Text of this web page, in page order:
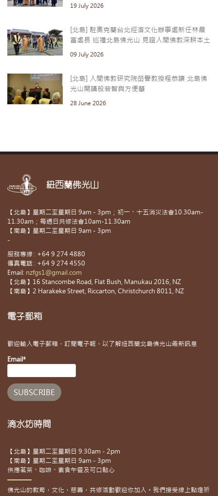
19 July 2026
[北島] 駐奧克蘭台北經濟文化辦事處新任林晨
富處長 巡禮北島佛光山 見證人間佛教深耕本土
09 July 2026
[北島] 人間佛教研究院榮譽教授程恭讓 北島佛
光山開講般若智與方便慧
28 June 2026
紐西蘭佛光山
【北島】星期二至星期日 9am - 3pm；初一、十五消災法會10.30am-
11.30am；每週日共修法會10am-11.30am
【南島】星期二至星期日 9am - 3pm
-
服務專線 : +64 9 274 4880
傳真電話 : +64 9 274 4550
Email: nzfgs1@gmail.com
【北島】16 Stancombe Road, Flat Bush, Manukau 2016, NZ
【南島】2 Harakeke Street, Riccarton, Christchurch 8011, NZ
電子郵箱
歡迎輸入電子郵箱，訂閱電子報，以了解紐西蘭北島佛光山最新訊息
Email*
滴水坊時間
【北島】星期二至星期日 9:30am - 2pm
【南島】星期二至星期日 9am - 3pm
供應茗茶、咖啡、素食午餐及可口點心
佛光山的教育，文化，慈善，共修活動歡迎你加入。我們接受線上點燈祈